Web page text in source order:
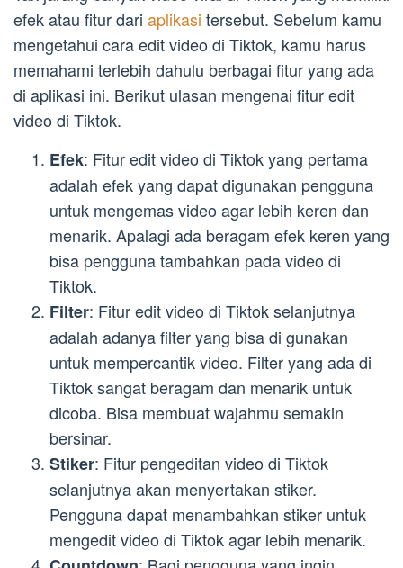
efek atau fitur dari aplikasi tersebut. Sebelum kamu
mengetahui cara edit video di Tiktok, kamu harus
memahami terlebih dahulu berbagai fitur yang ada
di aplikasi ini. Berikut ulasan mengenai fitur edit
video di Tiktok.
Efek: Fitur edit video di Tiktok yang pertama
adalah efek yang dapat digunakan pengguna
untuk mengemas video agar lebih keren dan
menarik. Apalagi ada beragam efek keren yang
bisa pengguna tambahkan pada video di
Tiktok.
Filter: Fitur edit video di Tiktok selanjutnya
adalah adanya filter yang bisa di gunakan
untuk mempercantik video. Filter yang ada di
Tiktok sangat beragam dan menarik untuk
dicoba. Bisa membuat wajahmu semakin
bersinar.
Stiker: Fitur pengeditan video di Tiktok
selanjutnya akan menyertakan stiker.
Pengguna dapat menambahkan stiker untuk
mengedit video di Tiktok agar lebih menarik.